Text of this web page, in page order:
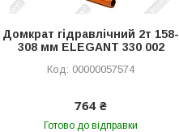
Домкрат гідравлічний 2т 158-
308 мм ELEGANT 330 002
00000057574
764 ₴
Готово до відправки